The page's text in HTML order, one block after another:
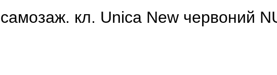
кл. Unica New червоний